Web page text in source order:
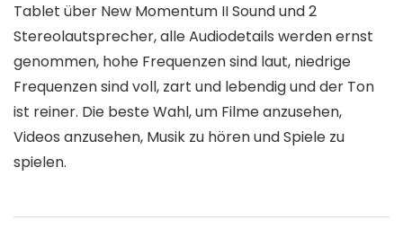
Tablet über New Momentum II Sound und 2
Stereolautsprecher, alle Audiodetails werden ernst
genommen, hohe Frequenzen sind laut, niedrige
Frequenzen sind voll, zart und lebendig und der Ton
ist reiner. Die beste Wahl, um Filme anzusehen,
Videos anzusehen, Musik zu hören und Spiele zu
spielen.